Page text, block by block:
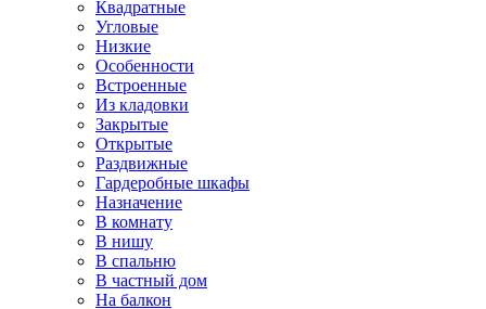
Квадратные
Угловые
Низкие
Особенности
Встроенные
Из кладовки
Закрытые
Открытые
Раздвижные
Гардеробные шкафы
Назначение
В комнату
В нишу
В спальню
В частный дом
На балкон